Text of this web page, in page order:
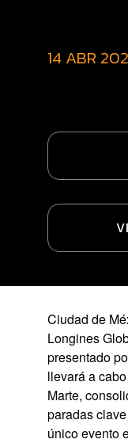
14 ABR
Ciudad de
Longines
presentado
llevará a
Marte,
paradas
único evento